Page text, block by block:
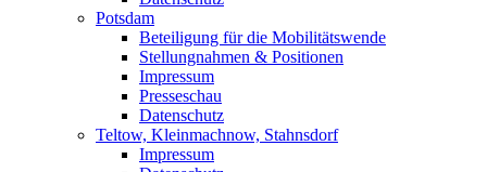
Potsdam
Beteiligung für die Mobilitätswende
Stellungnahmen & Positionen
Impressum
Presseschau
Datenschutz
Teltow, Kleinmachnow, Stahnsdorf
Impressum